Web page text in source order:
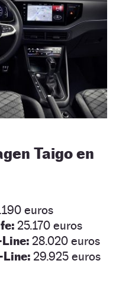
Taigo en
euros
25.170 euros
Line: 28.020 euros
Line: 29.925 euros